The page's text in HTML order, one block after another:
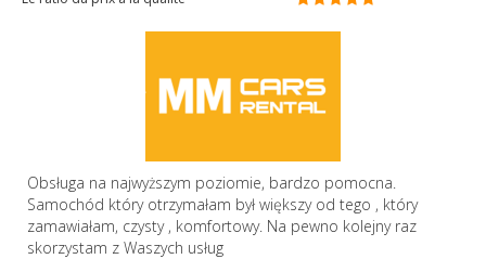
Obsługa na najwyższym poziomie, bardzo pomocna.
Samochód który otrzymałam był większy od tego , który
zamawiałam, czysty , komfortowy. Na pewno kolejny raz
skorzystam z Waszych usług